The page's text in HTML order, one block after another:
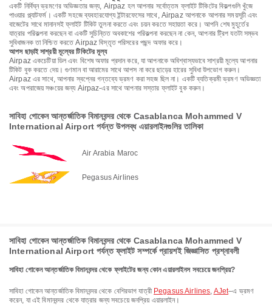
একটি নির্বিঘ্ন ভ্রমণের অভিজ্ঞতার জন্য, Airpaz হল আপনার সর্বোত্তম ফ্লাইট টিকিটের বিকল্পগুলি খুঁজে
পাওয়ার প্ল্যাটফর্ম। একটি সহজে ব্যবহারযোগ্য ইন্টারফেসের সাথে, Airpaz আপনাকে আপনার সময়সূচী এবং
বাজেটের সাথে মানানসই ফ্লাইট টিকিট তুলনা করতে এবং চয়ন করতে সহায়তা করে। আপনি শেষ মুহূর্তের
যাত্রার পরিকল্পনা করছেন বা একটি সুচিন্তিত অবকাশের পরিকল্পনা করছেন না কেন, আপনার ট্রিপ যতটা সম্ভব
সুবিধাজনক তা নিশ্চিত করতে Airpaz বিস্তৃত পরিসরের পছন্দ অফার করে।
আপস ছাড়াই সাশ্রয়ী মূল্যের টিকিটের মূল্য
Airpaz একচেটিয়া ডিল এবং বিশেষ অফার প্রদান করে, যা আপনাকে অবিশ্বাস্যভাবে সাশ্রয়ী মূল্যে আপনার
টিকিট বুক করতে দেয়। গুণমান বা আরামের সাথে আপস না করে ছাড়ের হারের সুবিধা উপভোগ করুন।
Airpaz এর সাথে, আপনার স্বপ্নের গন্তব্যে ভ্রমণ করা সহজ ছিল না। একটি ব্যতিক্রমী ভ্রমণ অভিজ্ঞতা
এবং অপরাজেয় সঞ্চয়ের জন্য Airpaz-এর সাথে আপনার সস্তার ফ্লাইট বুক করুন।
সাবিহা গোকেন আন্তর্জাতিক বিমানবন্দর থেকে Casablanca Mohammed V
International Airport পর্যন্ত উপলব্ধ এয়ারলাইনগুলির তালিকা
Air Arabia Maroc
Pegasus Airlines
সাবিহা গোকেন আন্তর্জাতিক বিমানবন্দর থেকে Casablanca Mohammed V
International Airport পর্যন্ত ফ্লাইট সম্পর্কে প্রায়শই জিজ্ঞাসিত প্রশ্নাবলী
সাবিহা গোকেন আন্তর্জাতিক বিমানবন্দর থেকে ফ্লাইটের জন্য কোন এয়ারলাইনস সবচেয়ে জনপ্রিয়?
সাবিহা গোকেন আন্তর্জাতিক বিমানবন্দর থেকে বেশিরভাগ যাত্রী Pegasus Airlines, AJet–এ ভ্রমণ
করেন, যা এই বিমানবন্দর থেকে যাত্রার জন্য সবচেয়ে জনপ্রিয় এয়ারলাইন।